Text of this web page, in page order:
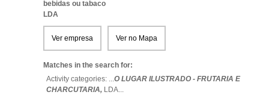
bebidas ou tabaco
LDA
Ver empresa Ver no Mapa
Matches in the search for:
Activity categories: ...O LUGAR ILUSTRADO - FRUTARIA E
CHARCUTARIA, LDA...